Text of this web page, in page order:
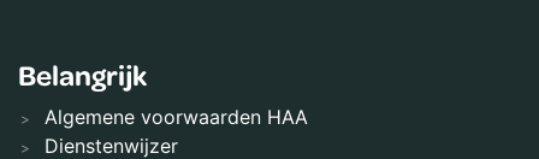
Belangrijk
Algemene voorwaarden HAA
Dienstenwijzer